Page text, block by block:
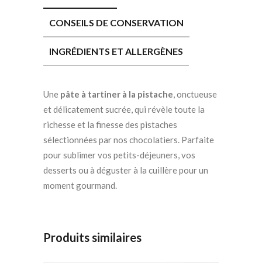
CONSEILS DE CONSERVATION
INGRÉDIENTS ET ALLERGÈNES
Une pâte à tartiner à la pistache , onctueuse
et délicatement sucrée, qui révèle toute la
richesse et la finesse des pistaches
sélectionnées par nos chocolatiers. Parfaite
pour sublimer vos petits-déjeuners, vos
desserts ou à déguster à la cuillère pour un
moment gourmand.
Produits similaires